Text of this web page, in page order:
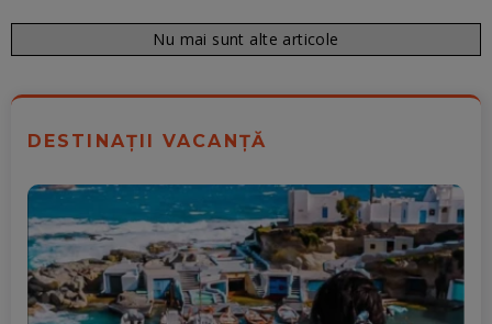
Nu mai sunt alte articole
DESTINAȚII VACANȚĂ